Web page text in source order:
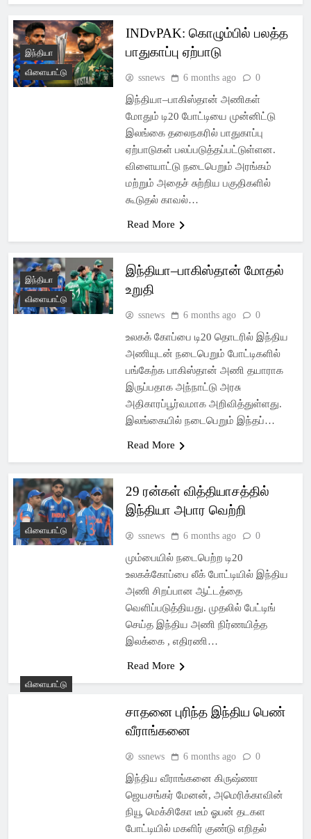
இந்தியா
விளையாட்டு
INDvPAK: கொழும்பில் பலத்த
பாதுகாப்பு ஏற்பாடு
ssnews 6 months ago 0
இந்தியா–பாகிஸ்தான் அணிகள்
மோதும் டி20 போட்டியை முன்னிட்டு
இலங்கை தலைநகரில் பாதுகாப்பு
ஏற்பாடுகள் பலப்படுத்தப்பட்டுள்ளன.
விளையாட்டு நடைபெறும் அரங்கம்
மற்றும் அதைச் சுற்றிய பகுதிகளில்
கூடுதல் காவல்…
Read More
இந்தியா
விளையாட்டு
இந்தியா–பாகிஸ்தான் மோதல்
உறுதி
ssnews 6 months ago 0
உலகக் கோப்பை டி20 தொடரில் இந்திய
அணியுடன் நடைபெறும் போட்டிகளில்
பங்கேற்க பாகிஸ்தான் அணி தயாராக
இருப்பதாக அந்நாட்டு அரசு
அதிகாரப்பூர்வமாக அறிவித்துள்ளது.
இலங்கையில் நடைபெறும் இந்தப்…
Read More
விளையாட்டு
29 ரன்கள் வித்தியாசத்தில்
இந்தியா அபார வெற்றி
ssnews 6 months ago 0
மும்பையில் நடைபெற்ற டி20
உலகக்கோப்பை லீக் போட்டியில் இந்திய
அணி சிறப்பான ஆட்டத்தை
வெளிப்படுத்தியது. முதலில் பேட்டிங்
செய்த இந்திய அணி நிர்ணயித்த
இலக்கை , எதிரணி…
Read More
விளையாட்டு
சாதனை புரிந்த இந்திய பெண்
வீராங்கனை
ssnews 6 months ago 0
இந்திய வீராங்கனை கிருஷ்ணா
ஜெயசங்கர் மேனன், அமெரிக்காவின்
நியூ மெக்சிகோ டீம் ஓபன் தடகள
போட்டியில் மகளிர் குண்டு எறிதல்